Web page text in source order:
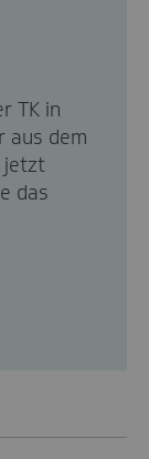
TK in
aus dem
jetzt
das